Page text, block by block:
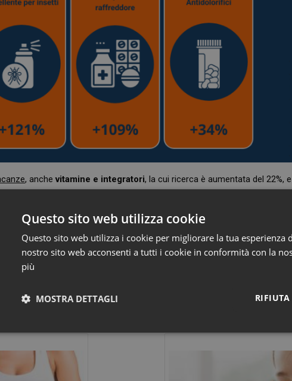
, anche vitamine e integratori, la cui ricerca è aumentata del 22%,
del 121%.
sempre al top
quattro zampe? Non manca neanche l’attenzione per loro, infatti le
per i prodotti veterinari per la cura di cani e gatti.
,
Questo sito web utilizza cookie
Questo sito web utilizza i cookie per migliorare la tua esperienza
nostro sito web acconsenti a tutti i cookie in conformità con la
più
RIFIUTA
MOSTRA DETTAGLI
Necessari Marketing